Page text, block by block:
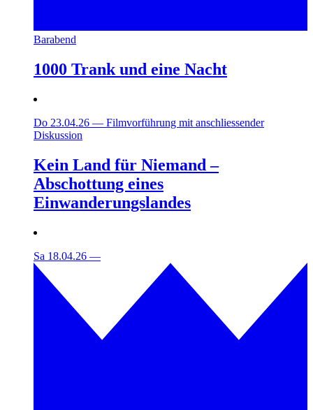
Barabend
1000 Trank und eine Nacht
Do 23.04.26 — Filmvorführung mit anschliessender
Diskussion
Kein Land für Niemand –
Abschottung eines
Einwanderungslandes
Sa 18.04.26 —